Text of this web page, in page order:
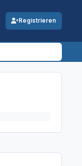
Registrieren